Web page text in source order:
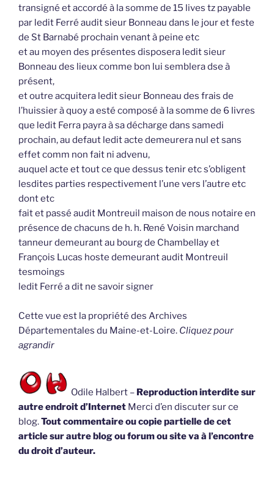
transigné et accordé à la somme de 15 lives tz payable
par ledit Ferré audit sieur Bonneau dans le jour et feste
de St Barnabé prochain venant à peine etc
et au moyen des présentes disposera ledit sieur
Bonneau des lieux comme bon lui semblera dse à
présent,
et outre acquitera ledit sieur Bonneau des frais de
l’huissier à quoy a esté composé à la somme de 6 livres
que ledit Ferra payra à sa décharge dans samedi
prochain, au defaut ledit acte demeurera nul et sans
effet comm non fait ni advenu,
auquel acte et tout ce que dessus tenir etc s’obligent
lesdites parties respectivement l’une vers l’autre etc
dont etc
fait et passé audit Montreuil maison de nous notaire en
présence de chacuns de h. h. René Voisin marchand
tanneur demeurant au bourg de Chambellay et
François Lucas hoste demeurant audit Montreuil
tesmoings
ledit Ferré a dit ne savoir signer
Cette vue est la propriété des Archives
Départementales du Maine-et-Loire. Cliquez pour
agrandir
Odile Halbert – Reproduction interdite sur
autre endroit d’Internet Merci d’en discuter sur ce
blog.Tout commentaire ou copie partielle de cet
article sur autre blog ou forum ou site va à l’encontre
du droit d’auteur.